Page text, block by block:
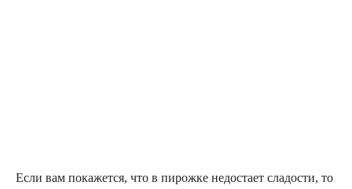
Если вам покажется, что в пирожке недостает сладости, то